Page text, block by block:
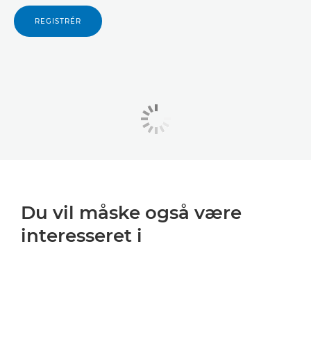
REGISTRÉR
Du vil måske også være
interesseret i